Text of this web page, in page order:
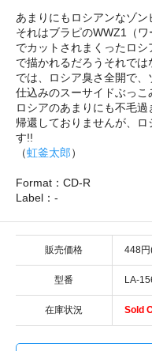
あまりにもロシアンなゾ
それはブラピのWWZ1（ワ
でカットされまくったロ
で描かれるだろうそれで
では、ロシア臭さ全開で
仕込みのスーサイドぶっこ
ロシアのあまりにも不毛
帰還しておりませんが、
す!!
（虹釜太郎）
Format：CD-R
Label：-
販売価格 448
型番 LA-
在庫状況 Sold